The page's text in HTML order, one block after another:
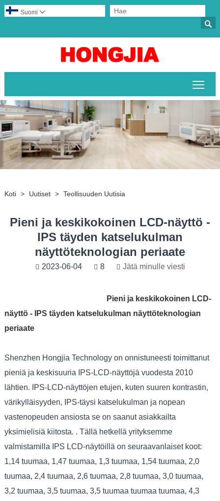

Suomi 
Koti > Uutiset > Teollisuuden Uutisia
Pieni ja keskikokoinen LCD-näyttö -
IPS täyden katselukulman
näyttöteknologian periaate
2023-06-04 8 Jätä minulle viesti
Pieni ja keskikokoinen LCD-
näyttö - IPS täyden katselukulman näyttöteknologian
periaate
Shenzhen Hongjia Technology on onnistuneesti toimittanut
pieniä ja keskisuuria IPS-LCD-näyttöjä vuodesta 2010
lähtien. IPS-LCD-näyttöjen etujen, kuten suuren kontrastin,
värikylläisyyden, IPS-täysi katselukulman ja nopean
vastenopeuden ansiosta se on saanut asiakkailta
yksimielisiä kiitosta. . Tällä hetkellä yrityksemme
valmistamilla IPS LCD-näytöillä on seuraavanlaiset koot:
1,14 tuumaa, 1,47 tuumaa, 1,3 tuumaa, 1,54 tuumaa, 2,0
tuumaa, 2,4 tuumaa, 2,6 tuumaa, 2,8 tuumaa, 3,0 tuumaa,
3,2 tuumaa, 3,5 tuumaa, 3,5 tuumaa tuumaa tuumaa, 4,3